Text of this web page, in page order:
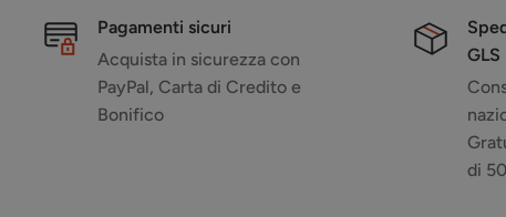
Pagamenti sicuri
Acquista in sicurezza con
PayPal, Carta di Credito e
Bonifico
GLS
di